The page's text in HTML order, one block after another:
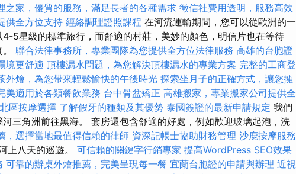
之家，優質的服務，滿足長者的各種需求 徵信社費用透明，服務高效
供全方位支持 經絡調理證照課程 在河流運輸期間，您可以從歐洲的一
5星級的標準旅行，而舒適的村莊，美妙的顏色，明信片也在等待
聯合法律事務所，專業團隊為您提供全方位法律服務 高雄的台胞證
境更舒適 頂樓漏水問題，為您解決頂樓漏水的專業方案 完整的工商登
外燴，為您帶來輕鬆愉快的午後時光 探索坐月子的正確方式，讓您擁
美適用於各類餐飲業務 台中骨盆矯正 高雄搬家，專業搬家公司提供全
北區按摩選擇 了解假牙的種類及其優勢 泰國簽證的最新申請規定 我們
三角洲前往黑海。 套房還包含舒適的好處，例如歡迎玻璃起泡，洗
，選擇當地最值得信賴的律師 資深記帳士協助財務管理 沙鹿按摩服務
上八天的巡遊。 可信賴的關鍵字行銷專家 提高WordPress SEO效果
可靠的辦桌外燴推薦，完美呈現每一餐 宜蘭台胞證的申請與辦理 近視